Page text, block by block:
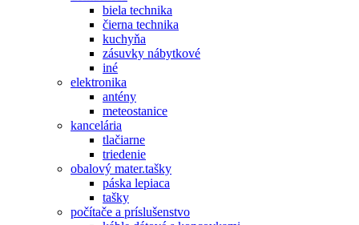
biela technika
čierna technika
kuchyňa
zásuvky nábytkové
iné
elektronika
antény
meteostanice
kancelária
tlačiarne
triedenie
obalový mater.tašky
páska lepiaca
tašky
počítače a príslušenstvo